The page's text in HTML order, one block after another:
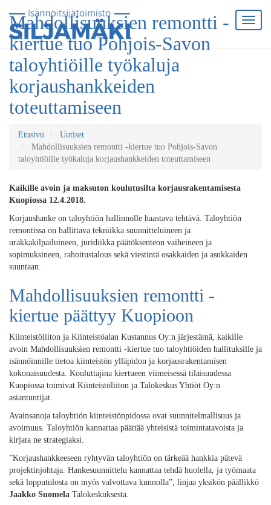
Mahdollisuuksien remontti -
kiertue tuo Pohjois-Savon
taloyhtiöille työkaluja
korjaushankkeiden
toteuttamiseen
Etusivu
Uutiset
Mahdollisuuksien remontti -kiertue tuo Pohjois-Savon
taloyhtiöille työkaluja korjaushankkeiden toteuttamiseen
Kaikille avoin ja maksuton koulutusilta korjausrakentamisesta
Kuopiossa 12.4.2018.
Korjaushanke on taloyhtiön hallinnolle haastava tehtävä. Taloyhtiön
remontissa on hallittava tekniikka suunnitteluineen ja
urakkakilpailuineen, juridiikka päätöksenteon vaiheineen ja
sopimuksineen, rahoitustalous sekä viestintä osakkaiden ja asukkaiden
suuntaan.
Mahdollisuuksien remontti -
kiertue päättyy Kuopioon
Kiinteistöliiton ja Kiinteistöalan Kustannus Oy:n järjestämä, kaikille
avoin Mahdollisuuksien remontti -kiertue tuo taloyhtiöiden hallituksille ja
isännöinnille tietoa kiinteistön ylläpidon ja korjausrakentamisen
kokonaisuudesta. Kouluttajina kiertueen viimeisessä tilaisuudessa
Kuopiossa toimivat Kiinteistöliiton ja Talokeskus Yhtiöt Oy:n
asiantuntijat.
Avainsanoja taloyhtiön kiinteistönpidossa ovat suunnitelmallisuus ja
avoimuus. Taloyhtiön kannattaa päättää yhteisistä toimintatavoista ja
kirjata ne strategiaksi.
”Korjaushankkeeseen ryhtyvän taloyhtiön on tärkeää hankkia pätevä
projektinjohtaja. Hankesuunnittelu kannattaa tehdä huolella, ja työmaata
sekä lopputulosta on myös valvottava kunnolla”, linjaa yksikön päällikkö
Jaakko Suomela Talokeskuksesta.